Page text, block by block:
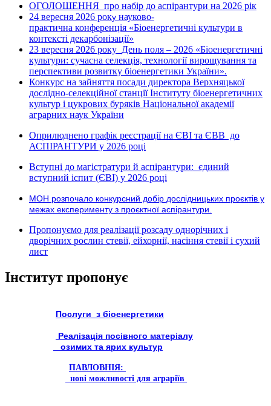
ОГОЛОШЕННЯ про набір до аспірантури на 2026 рік
24 вересня 2026 року науково-
практична конференція «Біоенергетичні культури в
контексті декарбонізації»
23 вересня 2026 року День поля – 2026 «Біоенергетичні
культури: сучасна селекція, технології вирощування та
перспективи розвитку біоенергетики України».
Конкурс на зайняття посади директора Верхняцької
дослідно-селекційної станції Інституту біоенергетичних
культур і цукрових буряків Національної академії
аграрних наук України
Оприлюднено графік реєстрації на ЄВІ та ЄВВ до
АСПІРАНТУРИ у 2026 році
Вступні до магістратури й аспірантури: єдиний
вступний іспит (ЄВІ) у 2026 році
МОН розпочало конкурсний добір дослідницьких проєктів у
межах експерименту з проєктної аспірантури.
Пропонуємо для реалізації розсаду однорічних і
дворічних рослин стевії, ейхорнії, насіння стевії і сухий
лист
Інститут пропонує
Послуги з біоенергетики
Реалізація посівного матеріалу
озимих та ярих культур
ПАВЛОВНІЯ:
нові можливості для аграріїв